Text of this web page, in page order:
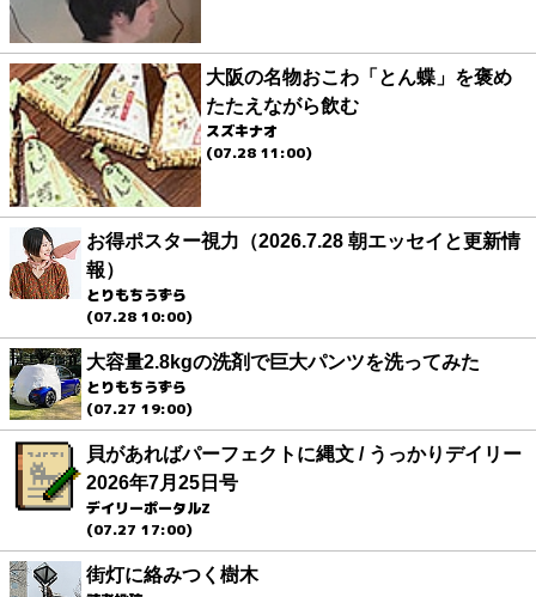
大阪の名物おこわ「とん蝶」を褒め
たたえながら飲む
スズキナオ
(07.28 11:00)
お得ポスター視力（2026.7.28 朝エッセイと更新情
報）
とりもちうずら
(07.28 10:00)
大容量2.8kgの洗剤で巨大パンツを洗ってみた
とりもちうずら
(07.27 19:00)
貝があればパーフェクトに縄文 / うっかりデイリー
2026年7月25日号
デイリーポータルZ
(07.27 17:00)
街灯に絡みつく樹木